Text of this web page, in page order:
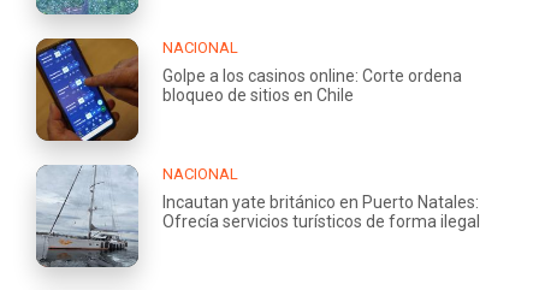
NACIONAL
Golpe a los casinos online: Corte ordena
bloqueo de sitios en Chile
NACIONAL
Incautan yate británico en Puerto Natales:
Ofrecía servicios turísticos de forma ilegal